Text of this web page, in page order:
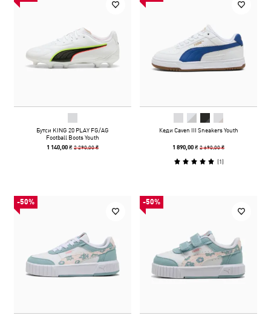
Бутси KING 20 PLAY FG/AG
Football Boots Youth
1 140,00 ₴2 290,00 ₴
Кеди Caven III Sneakers Youth
1 890,00 ₴2 690,00 ₴
(1)
-50% -50%